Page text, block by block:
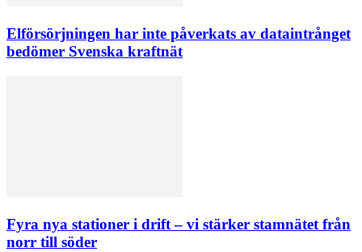
Elförsörjningen har inte påverkats av dataintrånget
bedömer Svenska kraftnät
Fyra nya stationer i drift – vi stärker stamnätet från
norr till söder